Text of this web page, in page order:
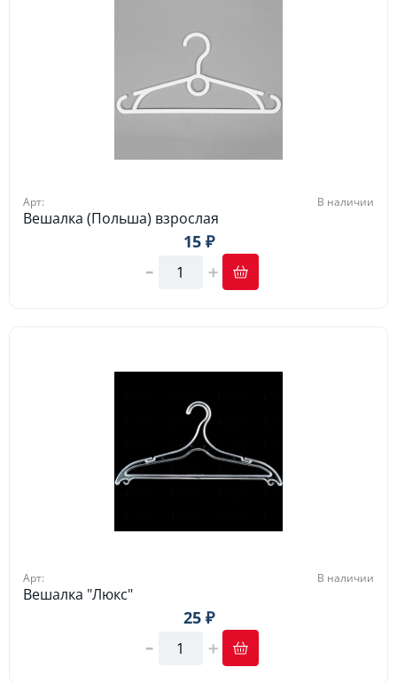
Арт: В наличии
Вешалка (Польша) взрослая
15 ₽
Арт: В наличии
Вешалка "Люкс"
25 ₽